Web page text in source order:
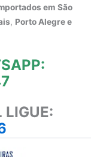
em São
, Porto Alegre e
LIGUE: